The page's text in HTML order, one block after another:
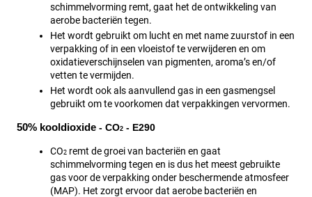
schimmelvorming remt, gaat het de ontwikkeling van
aerobe bacteriën tegen.
Het wordt gebruikt om lucht en met name zuurstof in een
verpakking of in een vloeistof te verwijderen en om
oxidatieverschijnselen van pigmenten, aroma’s en/of
vetten te vermijden.
Het wordt ook als aanvullend gas in een gasmengsel
gebruikt om te voorkomen dat verpakkingen vervormen.
50% kooldioxide - CO2 - E290
CO2 remt de groei van bacteriën en gaat
schimmelvorming tegen en is dus het meest gebruikte
gas voor de verpakking onder beschermende atmosfeer
(MAP). Het zorgt ervoor dat aerobe bacteriën en